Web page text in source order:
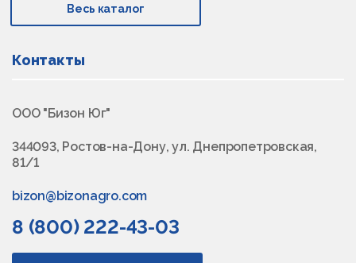
Весь каталог
Контакты
ООО "Бизон Юг"
344093, Ростов-на-Дону, ул. Днепропетровская,
81/1
bizon@bizonagro.com
8 (800) 222-43-03